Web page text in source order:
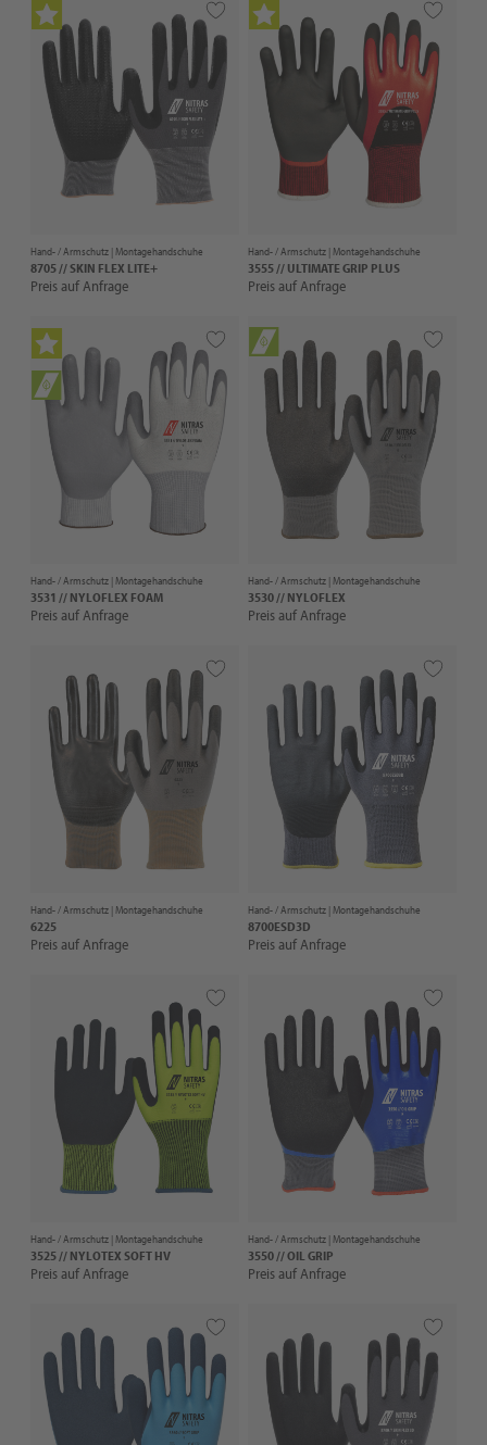
Hand- / Armschutz |Montagehandschuhe
8705 // SKIN FLEX LITE+
Preis auf Anfrage
Hand- / Armschutz |Montagehandschuhe
3555 // ULTIMATE GRIP PLUS
Preis auf Anfrage
Hand- / Armschutz |Montagehandschuhe
3531 // NYLOFLEX FOAM
Preis auf Anfrage
Hand- / Armschutz |Montagehandschuhe
3530 // NYLOFLEX
Preis auf Anfrage
Hand- / Armschutz |Montagehandschuhe
6225
Preis auf Anfrage
Hand- / Armschutz |Montagehandschuhe
8700ESD3D
Preis auf Anfrage
Hand- / Armschutz |Montagehandschuhe
3525 // NYLOTEX SOFT HV
Preis auf Anfrage
Hand- / Armschutz |Montagehandschuhe
3550 // OIL GRIP
Preis auf Anfrage